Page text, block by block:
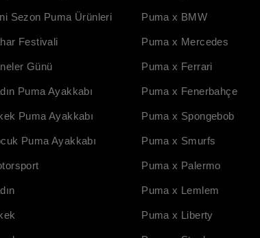
Sezon Puma Ürünleri
Festivali
Günü
Puma Ayakkabı
Puma Ayakkabı
Puma Ayakkabı
Puma x BMW
Puma x Mercedes
Puma x Ferrari
Puma x Fenerbahçe
Puma x Spongebob
Puma x Smurfs
Puma x Palermo
Puma x Lemlem
Puma x Liberty